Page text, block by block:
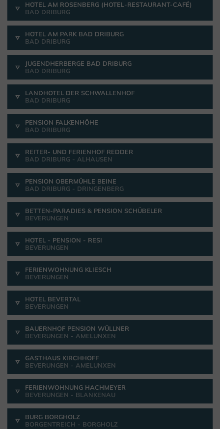
HOTEL AM ROSENBERG (HOTEL-RESTAURANT-CAFÉ)
BAD DRIBURG
HOTEL AM PARK BAD DRIBURG
BAD DRIBURG
JUGENDHERBERGE BAD DRIBURG
BAD DRIBURG
LANDHOTEL DER SCHWALLENHOF
BAD DRIBURG
PENSION FALKENHÖHE
BAD DRIBURG
REITER- UND FERIENHOF REDDER
BAD DRIBURG - ALHAUSEN
PENSION OBERMÜHLE BEINE
BAD DRIBURG - DRINGENBERG
BETTEN-PARADIES & PENSION SCHÜBELER
BEVERUNGEN
HOTEL - PENSION - RESI
BEVERUNGEN
FERIENWOHNUNG KLIESCH
BEVERUNGEN
HOTEL BEVERTAL
BEVERUNGEN
BAUERNHOF PENSION WÜLLNER
BEVERUNGEN - AMELUNXEN
GASTHAUS KIRCHHOFF
BEVERUNGEN - AMELUNXEN
FERIENWOHNUNG HACHMEYER
BEVERUNGEN - BLANKENAU
BURG BORGHOLZ
BORGENTREICH - BORGHOLZ